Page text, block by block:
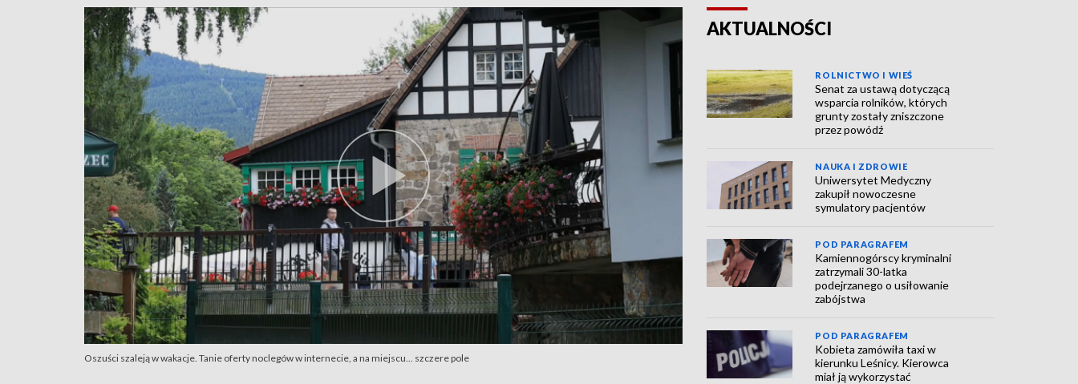
Oszuści szaleją w wakacje. Tanie oferty noclegów w internecie, a na miejscu... szczere pole
AKTUALNOŚCI
ROLNICTWO I WIEŚ
Senat za ustawą dotyczącą
wsparcia rolników, których
grunty zostały zniszczone
przez powódź
NAUKA I ZDROWIE
Uniwersytet Medyczny
zakupił nowoczesne
symulatory pacjentów
POD PARAGRAFEM
Kamiennogórscy kryminalni
zatrzymali 30-latka
podejrzanego o usiłowanie
zabójstwa
POD PARAGRAFEM
Kobieta zamówiła taxi w
kierunku Leśnicy. Kierowca
miał ją wykorzystać